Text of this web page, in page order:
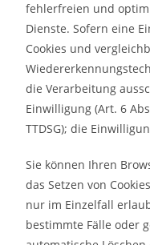
fehlerfreien und
Dienste. Sofern eine
Cookies und
die Verarbeitung
Einwilligung (Art. 6
TTDSG); die
Sie können Ihren
das Setzen von
nur im Einzelfall
bestimmte Fälle oder